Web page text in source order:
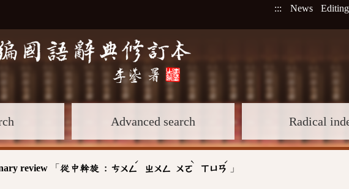
::: News
Advanced search Radical
review 「 從中斡旋 : ㄘㄨㄥ
ˊ
ㄓㄨㄥ ㄨㄛ
ˋ
ㄒㄩㄢ
ˊ
」